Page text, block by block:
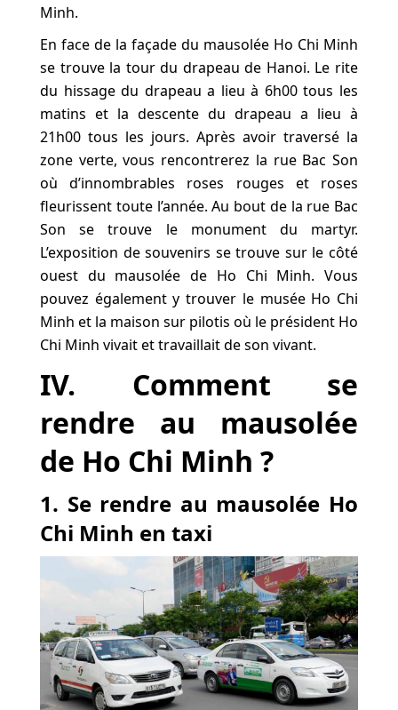
Minh.
En face de la façade du mausolée Ho Chi Minh
se trouve la tour du drapeau de Hanoi. Le rite
du hissage du drapeau a lieu à 6h00 tous les
matins et la descente du drapeau a lieu à
21h00 tous les jours. Après avoir traversé la
zone verte, vous rencontrerez la rue Bac Son
où d’innombrables roses rouges et roses
fleurissent toute l’année. Au bout de la rue Bac
Son se trouve le monument du martyr.
L’exposition de souvenirs se trouve sur le côté
ouest du mausolée de Ho Chi Minh. Vous
pouvez également y trouver le musée Ho Chi
Minh et la maison sur pilotis où le président Ho
Chi Minh vivait et travaillait de son vivant.
IV. Comment se
rendre au mausolée
de Ho Chi Minh ?
1. Se rendre au mausolée Ho
Chi Minh en taxi